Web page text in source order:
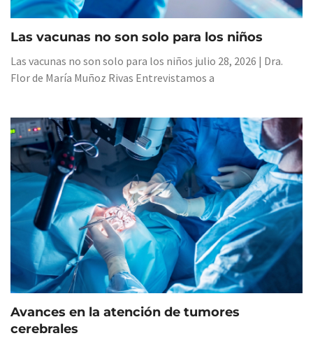
Las vacunas no son solo para los niños
Las vacunas no son solo para los niños julio 28, 2026 | Dra.
Flor de María Muñoz Rivas Entrevistamos a
Avances en la atención de tumores
cerebrales